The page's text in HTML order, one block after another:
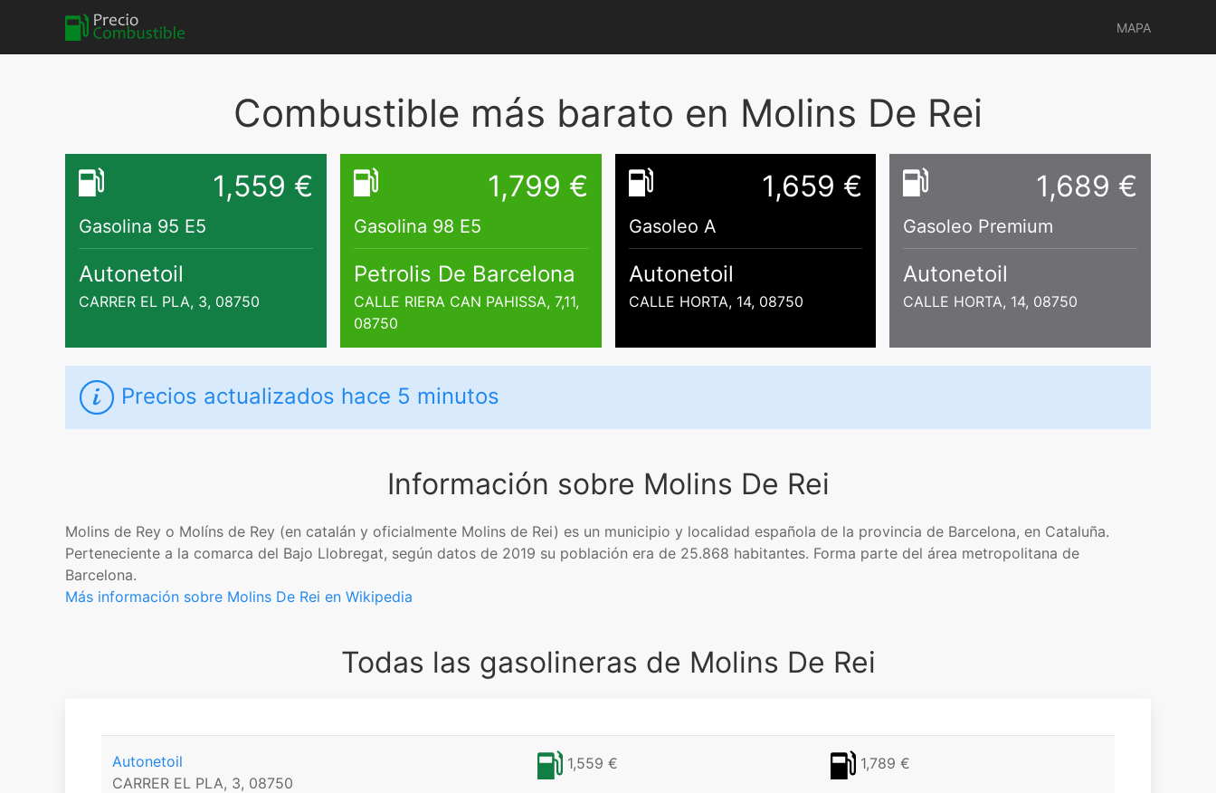
MAPA
Combustible más barato en Molins De Rei
1,559 €
Gasolina 95 E5
Autonetoil
CARRER EL PLA, 3, 08750
1,799 €
Gasolina 98 E5
Petrolis De Barcelona
CALLE RIERA CAN PAHISSA, 7,11,
08750
1,659 €
Gasoleo A
Autonetoil
CALLE HORTA, 14, 08750
1,689 €
Gasoleo Premium
Autonetoil
CALLE HORTA, 14, 08750
Precios actualizados hace 5 minutos
Información sobre Molins De Rei
Molins de Rey​ o Molíns de Rey​ (en catalán y oficialmente Molins de Rei)​​ es un municipio y localidad española de la provincia de Barcelona, en Cataluña.
Perteneciente a la comarca del Bajo Llobregat, según datos de 2019 su población era de 25.868 habitantes. Forma parte del área metropolitana de
Barcelona.
Más información sobre Molins De Rei en Wikipedia
Todas las gasolineras de Molins De Rei
Autonetoil
CARRER EL PLA, 3, 08750
1,559 € 1,789 €